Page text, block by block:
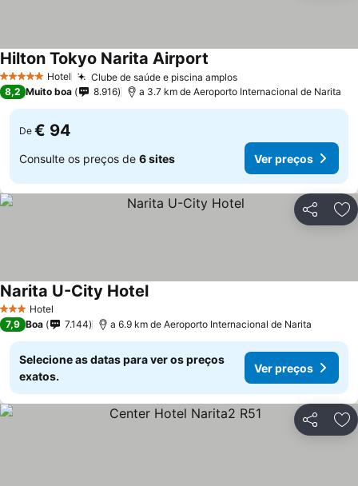
5 Estrelas Hotel Clube de saúde e piscina amplos
Hilton Tokyo Narita Airport
8,2 Muito boa 8.916 a 3.7 km de Aeroporto Internacional de Narita
De € 94
Consulte os preços de 6 sites Ver preços
Partilhar
3 EstrelasHotel
Narita U-City Hotel
7,9 Boa 7.144 a 6.9 km de Aeroporto Internacional de Narita
Selecione as datas para ver os preços
exatos.
Ver preços
Partilhar